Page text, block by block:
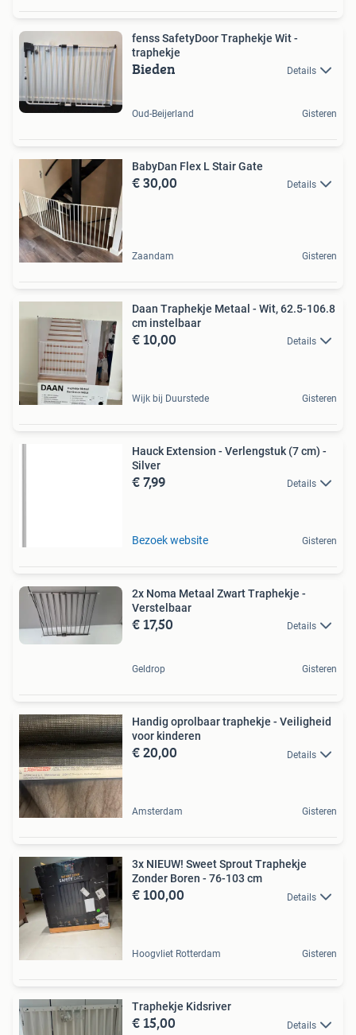
fenss SafetyDoor Traphekje Wit -
traphekje
Bieden Details
Oud-Beijerland Gisteren
BabyDan Flex L Stair Gate
€ 30,00 Details
Zaandam Gisteren
Daan Traphekje Metaal - Wit, 62.5-106.8
cm instelbaar
€ 10,00 Details
Wijk bij Duurstede Gisteren
Hauck Extension - Verlengstuk (7 cm) -
Silver
€ 7,99 Details
Bezoek website Gisteren
2x Noma Metaal Zwart Traphekje -
Verstelbaar
€ 17,50 Details
Geldrop Gisteren
Handig oprolbaar traphekje - Veiligheid
voor kinderen
€ 20,00 Details
Amsterdam Gisteren
3x NIEUW! Sweet Sprout Traphekje
Zonder Boren - 76-103 cm
€ 100,00 Details
Hoogvliet Rotterdam Gisteren
Traphekje Kidsriver
€ 15,00 Details